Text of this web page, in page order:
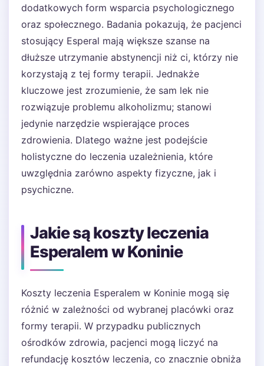
dodatkowych form wsparcia psychologicznego
oraz społecznego. Badania pokazują, że pacjenci
stosujący Esperal mają większe szanse na
dłuższe utrzymanie abstynencji niż ci, którzy nie
korzystają z tej formy terapii. Jednakże
kluczowe jest zrozumienie, że sam lek nie
rozwiązuje problemu alkoholizmu; stanowi
jedynie narzędzie wspierające proces
zdrowienia. Dlatego ważne jest podejście
holistyczne do leczenia uzależnienia, które
uwzględnia zarówno aspekty fizyczne, jak i
psychiczne.
Jakie są koszty leczenia
Esperalem w Koninie
Koszty leczenia Esperalem w Koninie mogą się
różnić w zależności od wybranej placówki oraz
formy terapii. W przypadku publicznych
ośrodków zdrowia, pacjenci mogą liczyć na
refundację kosztów leczenia, co znacznie obniża